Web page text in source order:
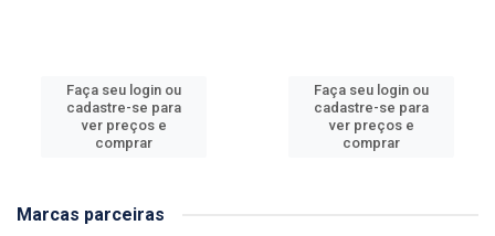
Faça seu login ou
cadastre-se para
ver preços e
comprar
Faça seu login ou
cadastre-se para
ver preços e
comprar
Marcas parceiras